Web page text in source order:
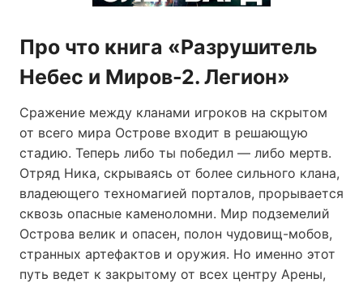
Про что книга «Разрушитель
Небес и Миров-2. Легион»
Сражение между кланами игроков на скрытом
от всего мира Острове входит в решающую
стадию. Теперь либо ты победил — либо мертв.
Отряд Ника, скрываясь от более сильного клана,
владеющего техномагией порталов, прорывается
сквозь опасные каменоломни. Мир подземелий
Острова велик и опасен, полон чудовищ-мобов,
странных артефактов и оружия. Но именно этот
путь ведет к закрытому от всех центру Арены,